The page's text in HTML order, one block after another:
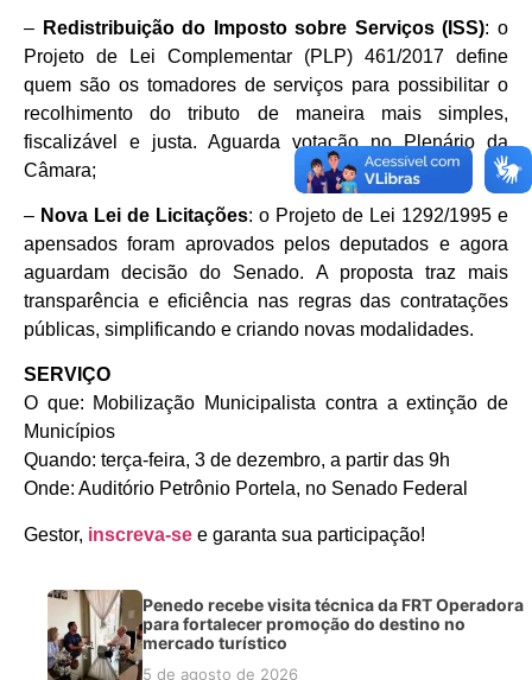
– Redistribuição do Imposto sobre Serviços (ISS): o
Projeto de Lei Complementar (PLP) 461/2017 define
quem são os tomadores de serviços para possibilitar o
recolhimento do tributo de maneira mais simples,
fiscalizável e justa. Aguarda votação no Plenário da
Câmara;
– Nova Lei de Licitações: o Projeto de Lei 1292/1995 e
apensados foram aprovados pelos deputados e agora
aguardam decisão do Senado. A proposta traz mais
transparência e eficiência nas regras das contratações
públicas, simplificando e criando novas modalidades.
SERVIÇO
O que: Mobilização Municipalista contra a extinção de
Municípios
Quando: terça-feira, 3 de dezembro, a partir das 9h
Onde: Auditório Petrônio Portela, no Senado Federal
Gestor, inscreva-se e garanta sua participação!
Penedo recebe visita técnica da FRT Operadora
para fortalecer promoção do destino no
mercado turístico
5 de agosto de 2026